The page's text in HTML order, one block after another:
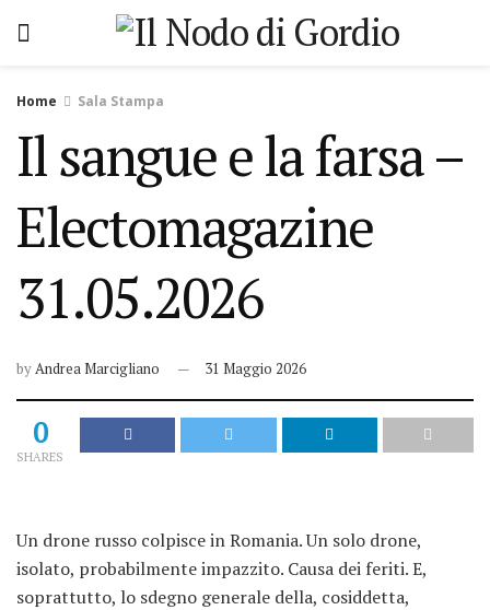
Home Sala Stampa
Il sangue e la farsa –
Electomagazine
31.05.2026
byAndrea Marcigliano 31 Maggio 2026
0
SHARES
Un drone russo colpisce in Romania. Un solo drone,
isolato, probabilmente impazzito. Causa dei feriti. E,
soprattutto, lo sdegno generale della, cosiddetta,